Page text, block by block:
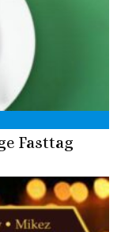
Fasttag